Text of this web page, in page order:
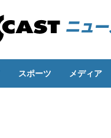
スポーツ メディア